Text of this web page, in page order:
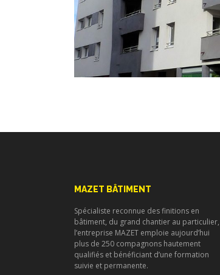
MAZET BÂTIMENT
Spécialiste reconnue des finitions en
bâtiment, du grand chantier au particulier,
l’entreprise MAZET emploie aujourd’hui
plus de 250 compagnons hautement
qualifiés et bénéficiant d’une formation
suivie et permanente.